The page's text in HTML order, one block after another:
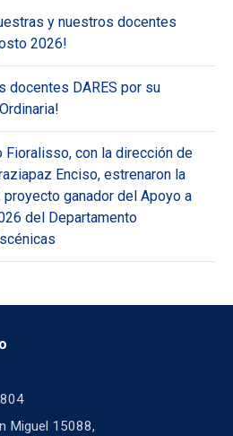
y nuestros docentes
2026!
docentes DARES por su
con la dirección de
Enciso, estrenaron la
proyecto ganador del Apoyo a
del Departamento
Miguel 15088,